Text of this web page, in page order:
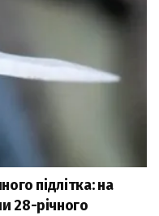
підлітка: на
28-річного